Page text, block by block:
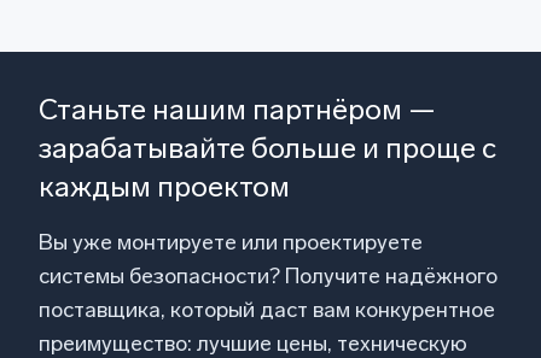
Станьте нашим партнёром —
зарабатывайте больше и проще с
каждым проектом
Вы уже монтируете или проектируете
системы безопасности? Получите надёжного
поставщика, который даст вам конкурентное
преимущество: лучшие цены, техническую